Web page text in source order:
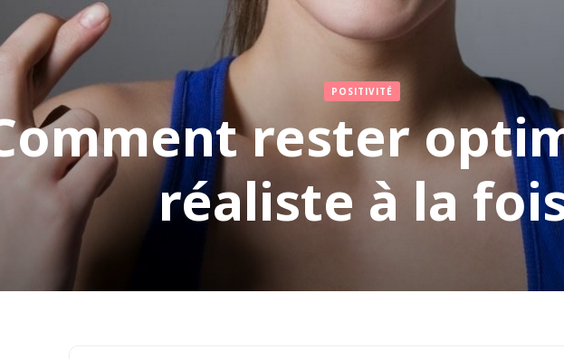
POSITIVITÉ
rester
réaliste à la